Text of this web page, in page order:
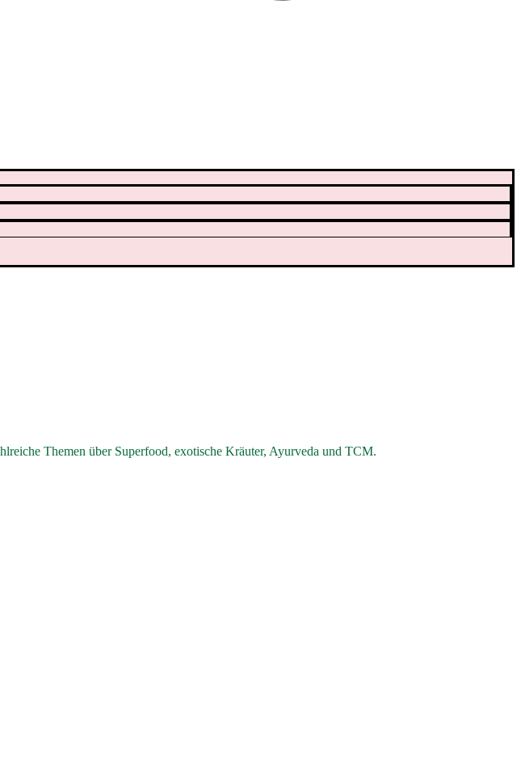
Themen über Superfood, exotische Kräuter, Ayurveda und TCM.